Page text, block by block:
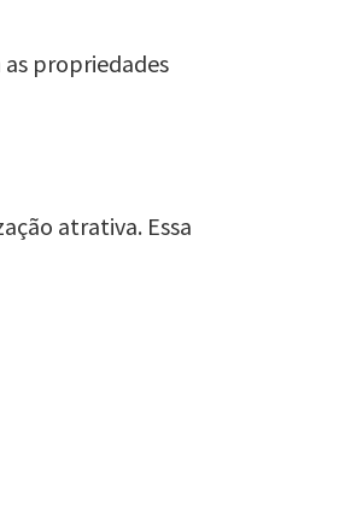
propriedades
atrativa. Essa